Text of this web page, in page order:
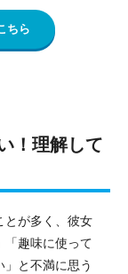
ちら
！理解して
とが多く、彼女
「趣味に使って
と不満に思う